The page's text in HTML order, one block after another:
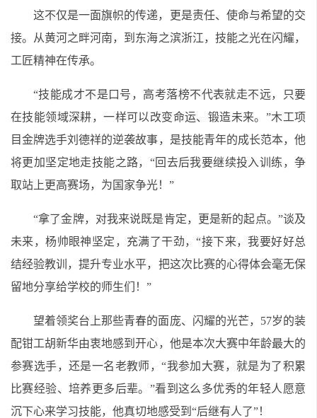
这不仅是一面旗帜的传递，更是责任、使命与希望的交
接。从黄河之畔河南，到东海之滨浙江，技能之光在闪耀，
工匠精神在传承。
“技能成才不是口号，高考落榜不代表就走不远，只要
在技能领域深耕，一样可以改变命运、锻造未来。”木工项
目金牌选手刘德祥的逆袭故事，是技能青年的成长范本，他
将更加坚定地走技能之路，“回去后我要继续投入训练，争
取站上更高赛场，为国家争光！”
“拿了金牌，对我来说既是肯定，更是新的起点。”谈及
未来，杨帅眼神坚定，充满了干劲，“接下来，我要好好总
结经验教训，提升专业水平，把这次比赛的心得体会毫无保
留地分享给学校的师生们！”
望着领奖台上那些青春的面庞、闪耀的光芒，57岁的装
配钳工胡新华由衷地感到开心，他是本次大赛中年龄最大的
参赛选手，还是一名老教师，“我参加大赛，就是为了积累
比赛经验、培养更多后辈。”看到这么多优秀的年轻人愿意
沉下心来学习技能，他真切地感受到“后继有人了”！